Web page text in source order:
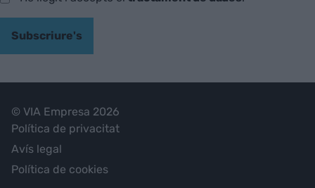
Subscriure's
© VIA Empresa 2026
Política de privacitat
Avís legal
Política de cookies